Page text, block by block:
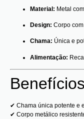
Material: Metal
Design: Corpo
Chama: Única e
Alimentação:
✔ Chama única potente e
✔ Corpo metálico